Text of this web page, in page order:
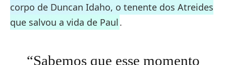
corpo de Duncan Idaho, o tenente dos Atreides
que salvou a vida de Paul .
“Sabemos que esse momento